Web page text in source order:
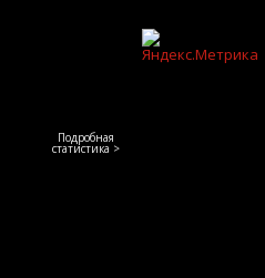
Подробная
статистика >